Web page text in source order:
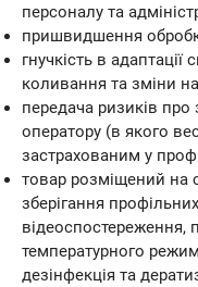
персоналу та
пришвидшення
гнучкість в
коливання та зміни
передача ризиків
оператору (в якого
застрахованим у
товар розміщений на
зберігання
відеоспостереження,
температурного
дезінфекція та